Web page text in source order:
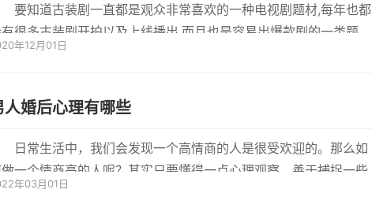
要知道古装剧一直都是观众非常喜欢的一种电视剧题材,每年也都
很多古装剧开拍以及上线播出,而且也是容易出爆款剧的一类题
今天，...
年12月01日
人婚后心理有哪些
日常生活中，我们会发现一个高情商的人是很受欢迎的。那么如
一个情商高的人呢？其实只要懂得一点心理观察，善于捕捉一些
，我们...
年03月01日